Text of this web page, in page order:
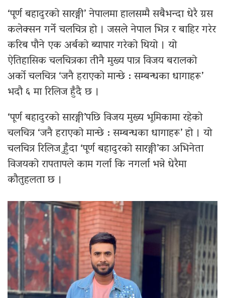
‘पूर्ण बहादुरको सारङ्गी’ नेपालमा हालसम्मै सबैभन्दा धेरै ग्रस
कलेक्सन गर्ने चलचित्र हो । जसले नेपाल भित्र र बाहिर गरेर
करिब पौने एक अर्बको ब्यापार गरेको थियो । यो
ऐतिहासिक चलचित्रका तीनै मुख्य पात्र विजय बरालको
अर्को चलचित्र ‘जनै हराएको मान्छे : सम्बन्धका धागाहरू’
भदौ ६ मा रिलिज हुँदै छ ।
‘पूर्ण बहादुरको सारङ्गी’पछि विजय मुख्य भूमिकामा रहेको
चलचित्र ‘जनै हराएको मान्छे : सम्बन्धका धागाहरू’ हो । यो
चलचित्र रिलिज हुुँदा ‘पूर्ण बहादुरको सारङ्गी’का अभिनेता
विजयको रापतापले काम गर्ला कि नगर्ला भन्ने धेरैमा
कौतुहलता छ ।